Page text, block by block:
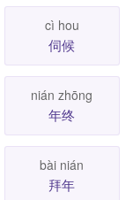
cì hou
伺候
nián zhōng
年终
bài nián
拜年